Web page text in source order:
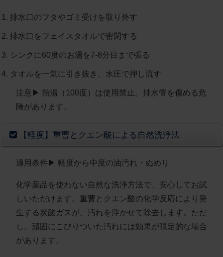
排水口のフタやゴミ受けを取り外す
排水口をフェイスタオルで密閉する
シンクに60度のお湯を7-8分目まで張る
タオルを一気に引き抜き、水圧で押し流す
注意 ▶︎ 熱湯（100度）は使用禁止。排水管を傷める危
険があります。
【軽度】重曹とクエン酸による自然洗浄法
適用条件 ▶︎ 軽度から中度の油汚れ・ぬめり
化学薬品を使わない自然な洗浄方法で、安心してお試
しいただけます。重曹とクエン酸の化学反応により発
生する炭酸ガスが、汚れを浮かせて除去します。ただ
し、頑固にこびりついた汚れには効果が限定的な場合
があります。